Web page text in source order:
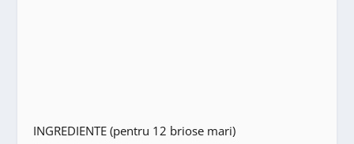
INGREDIENTE (pentru 12 briose mari)